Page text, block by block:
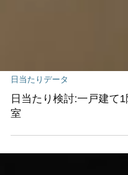
日当たりデータ
日当たり検討:一戸建て1
室